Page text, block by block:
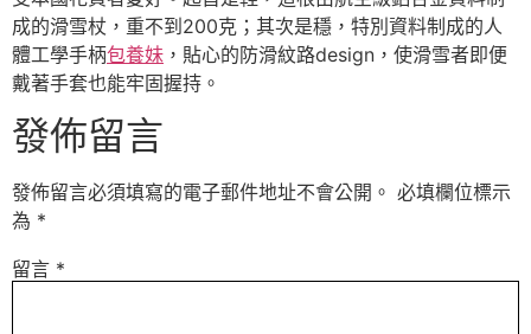
成的滑雪杖，重不到200克；其次是穩，特別資料制成的人
體工學手柄包養妹 ，貼心的防滑紋路design，使滑雪者即便
戴著手套也能牢固握持。
發佈留言
發佈留言必須填寫的電子郵件地址不會公開。 必填欄位標示
為 *
留言 *